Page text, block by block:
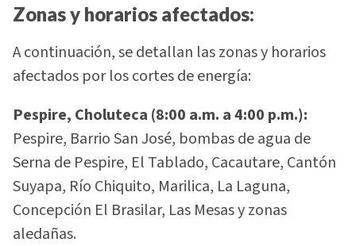
Zonas y horarios afectados:
A continuación, se detallan las zonas y horarios
afectados por los cortes de energía:
Pespire, Choluteca (8:00 a.m. a 4:00 p.m.):
Pespire, Barrio San José, bombas de agua de
Serna de Pespire, El Tablado, Cacautare, Cantón
Suyapa, Río Chiquito, Marilica, La Laguna,
Concepción El Brasilar, Las Mesas y zonas
aledañas.